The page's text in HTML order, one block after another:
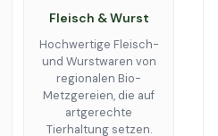
Fleisch & Wurst
Hochwertige Fleisch-
und Wurstwaren von
regionalen Bio-
Metzgereien, die auf
artgerechte
Tierhaltung setzen.